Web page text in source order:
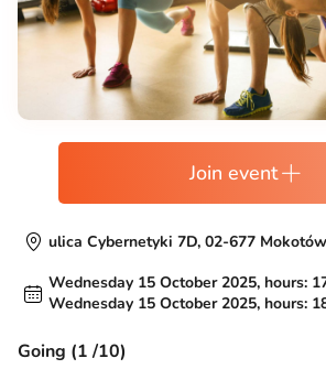
Join event
ulica Cybernetyki 7D, 02-677
Wednesday 15 October 2025, hours:
Wednesday 15 October 2025, hours:
Going (1 /10)